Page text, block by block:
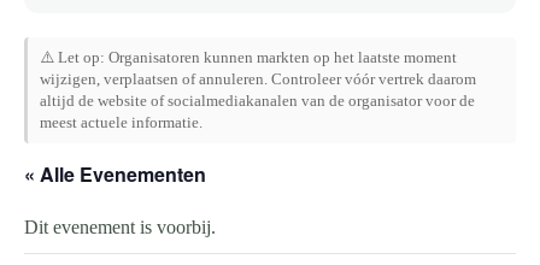
⚠️ Let op: Organisatoren kunnen markten op het laatste moment
wijzigen, verplaatsen of annuleren. Controleer vóór vertrek daarom
altijd de website of socialmediakanalen van de organisator voor de
meest actuele informatie.
« Alle Evenementen
Dit evenement is voorbij.